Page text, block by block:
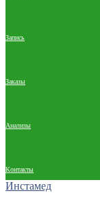
Запись
Заказы
Анализы
Контакты
Инстамед